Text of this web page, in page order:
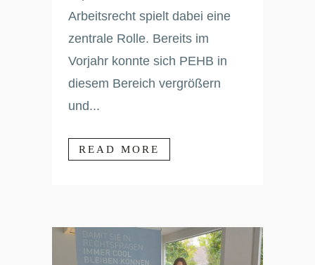
Arbeitsrecht spielt dabei eine
zentrale Rolle. Bereits im
Vorjahr konnte sich PEHB in
diesem Bereich vergrößern
und...
READ MORE